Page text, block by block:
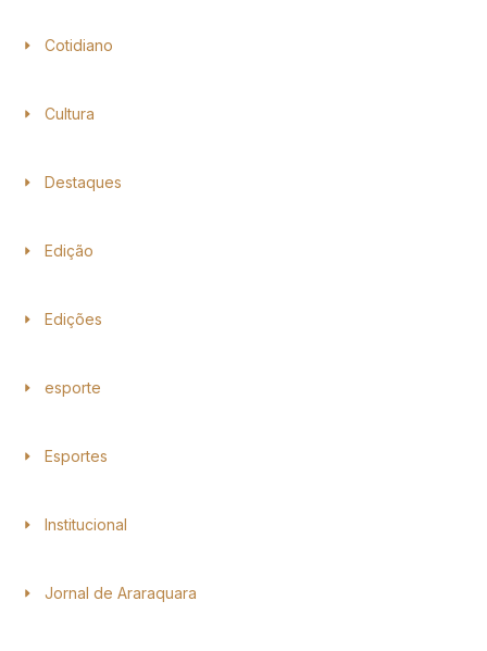
Cotidiano
Cultura
Destaques
Edição
Edições
esporte
Esportes
Institucional
Jornal de Araraquara